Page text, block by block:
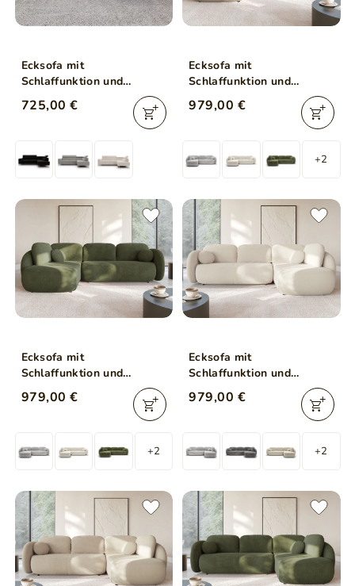
Ecksofa mit
Schlaffunktion und
Bettkasten Berona rechts
Schwarz
725,00 €
Ecksofa mit
Schlaffunktion und
Bettkasten Links Carino
Beige
979,00 €
+2
Ecksofa mit
Schlaffunktion und
Bettkasten Links Carino
Grün
979,00 €
+2
Ecksofa mit
Schlaffunktion und
Bettkasten Rechts Carino
Creme
979,00 €
+2